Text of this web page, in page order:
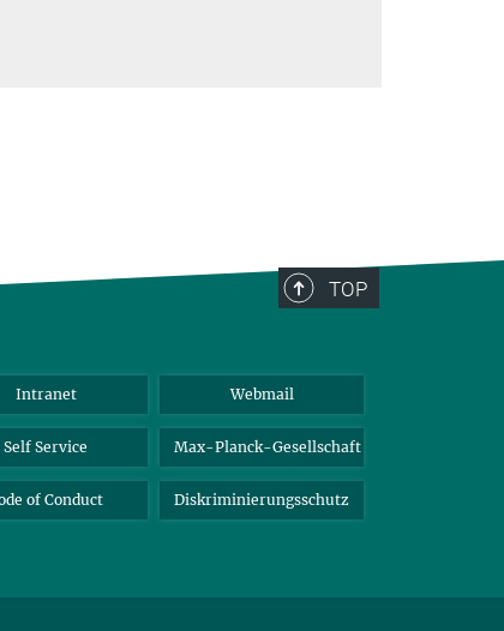
TOP
Intranet Webmail
Self Service Max-Planck-Gesellschaft
of Conduct Diskriminierungsschutz